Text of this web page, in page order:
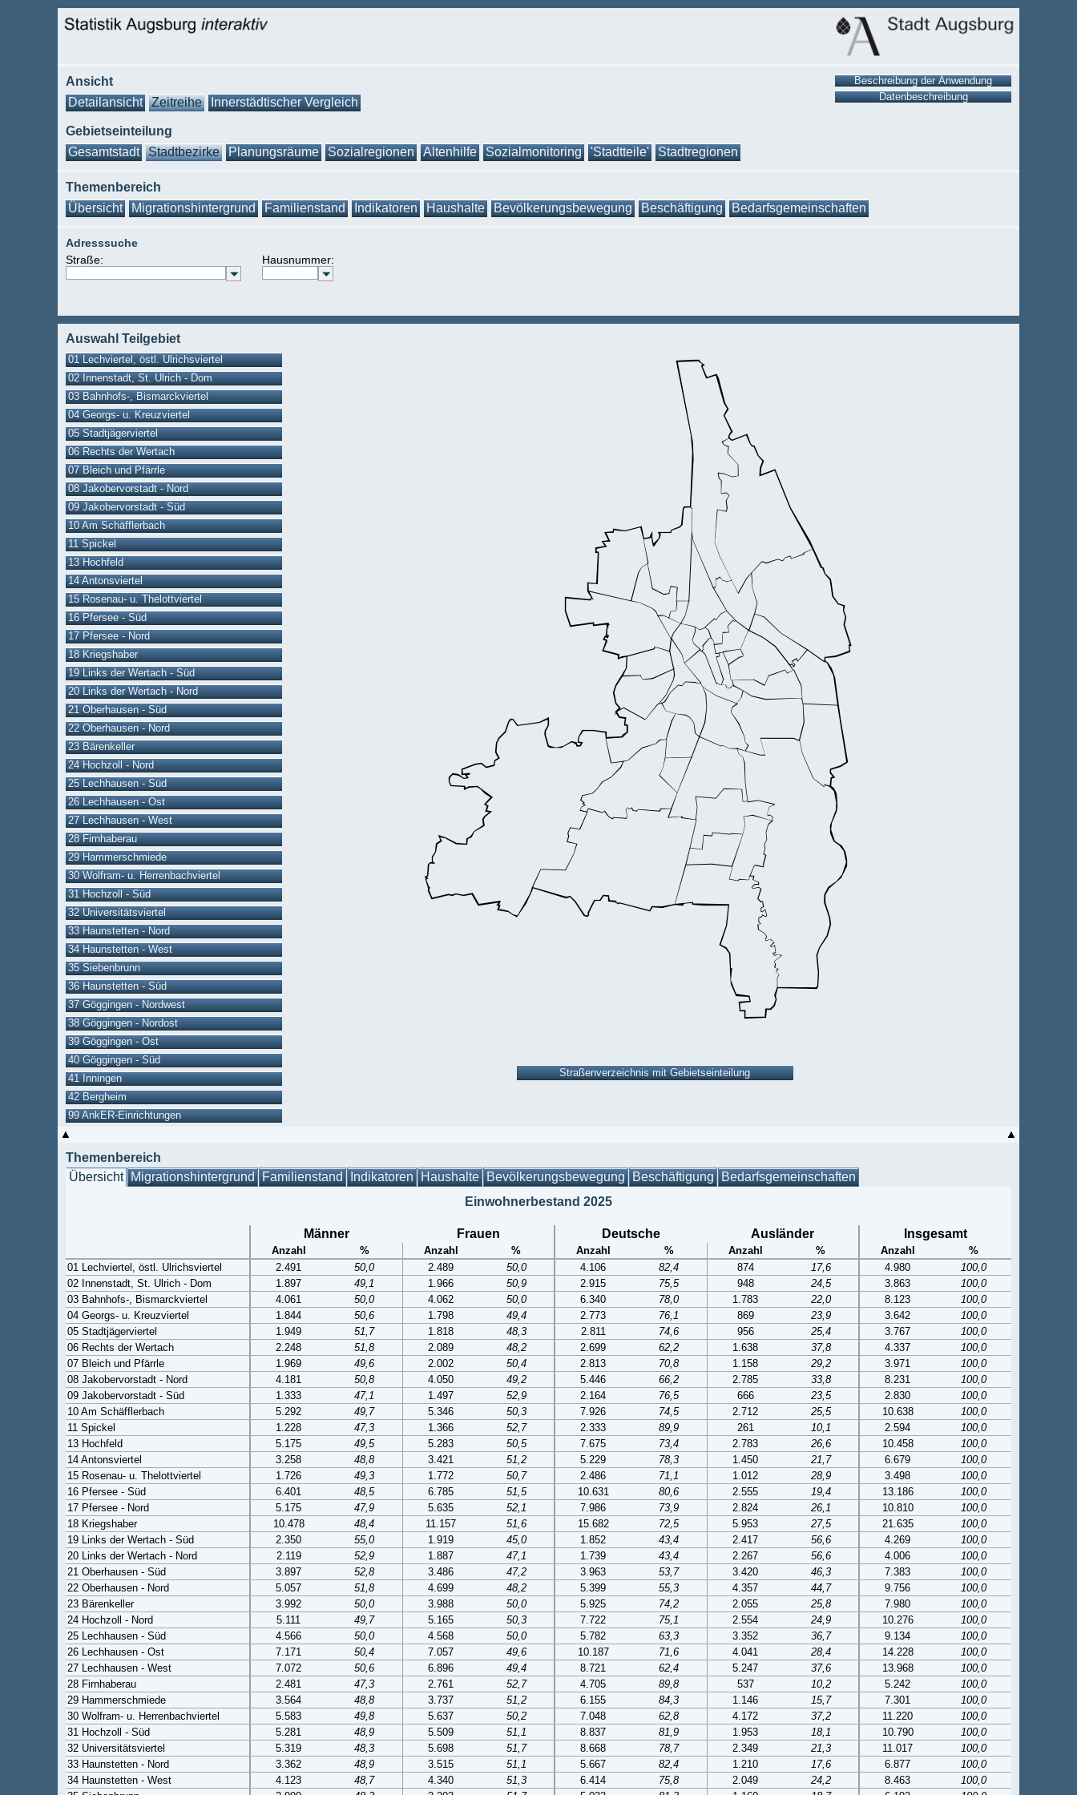
Ansicht
Detailansicht
Zeitreihe Innerstädtischer Vergleich
Gebietseinteilung
Gesamtstadt
Stadtbezirke Planungsräume Sozialregionen Altenhilfe Sozialmonitoring 'Stadtteile' Stadtregionen
Themenbereich
Übersicht
Migrationshintergrund Familienstand Indikatoren Haushalte Bevölkerungsbewegung Beschäftigung Bedarfsgemeinschaften
Adresssuche
Straße:
Hausnummer:
Auswahl Teilgebiet
01 Lechviertel, östl. Ulrichsviertel
02 Innenstadt, St. Ulrich - Dom
03 Bahnhofs-, Bismarckviertel
04 Georgs- u. Kreuzviertel
05 Stadtjägerviertel
06 Rechts der Wertach
07 Bleich und Pfärrle
08 Jakobervorstadt - Nord
09 Jakobervorstadt - Süd
10 Am Schäfflerbach
11 Spickel
13 Hochfeld
14 Antonsviertel
15 Rosenau- u. Thelottviertel
16 Pfersee - Süd
17 Pfersee - Nord
18 Kriegshaber
19 Links der Wertach - Süd
20 Links der Wertach - Nord
21 Oberhausen - Süd
22 Oberhausen - Nord
23 Bärenkeller
24 Hochzoll - Nord
25 Lechhausen - Süd
26 Lechhausen - Ost
27 Lechhausen - West
28 Firnhaberau
29 Hammerschmiede
30 Wolfram- u. Herrenbachviertel
31 Hochzoll - Süd
32 Universitätsviertel
33 Haunstetten - Nord
34 Haunstetten - West
35 Siebenbrunn
36 Haunstetten - Süd
37 Göggingen - Nordwest
38 Göggingen - Nordost
39 Göggingen - Ost
40 Göggingen - Süd
41 Inningen
42 Bergheim
99 AnkER-Einrichtungen
Themenbereich
Übersicht Migrationshintergrund Familienstand Indikatoren Haushalte Bevölkerungsbewegung Beschäftigung Bedarfsgemeinschaften
Einwohnerbestand 2025
Männer Frauen Deutsche Ausländer Insgesamt
Anzahl % Anzahl % Anzahl % Anzahl % Anzahl
%
01 Lechviertel, östl. Ulrichsviertel
2.491 50,0 2.489 50,0 4.106 82,4 874 17,6 4.980
100,0
02 Innenstadt, St. Ulrich - Dom
1.897 49,1 1.966 50,9 2.915 75,5 948 24,5 3.863
100,0
03 Bahnhofs-, Bismarckviertel
4.061 50,0 4.062 50,0 6.340 78,0 1.783 22,0 8.123
100,0
04 Georgs- u. Kreuzviertel
1.844 50,6 1.798 49,4 2.773 76,1 869 23,9 3.642
100,0
05 Stadtjägerviertel
1.949 51,7 1.818 48,3 2.811 74,6 956 25,4 3.767
100,0
06 Rechts der Wertach
2.248 51,8 2.089 48,2 2.699 62,2 1.638 37,8 4.337
100,0
07 Bleich und Pfärrle
1.969 49,6 2.002 50,4 2.813 70,8 1.158 29,2 3.971
100,0
08 Jakobervorstadt - Nord
4.181 50,8 4.050 49,2 5.446 66,2 2.785 33,8 8.231
100,0
09 Jakobervorstadt - Süd
1.333 47,1 1.497 52,9 2.164 76,5 666 23,5 2.830
100,0
10 Am Schäfflerbach
5.292 49,7 5.346 50,3 7.926 74,5 2.712 25,5 10.638
100,0
11 Spickel
1.228 47,3 1.366 52,7 2.333 89,9 261 10,1 2.594
100,0
13 Hochfeld
5.175 49,5 5.283 50,5 7.675 73,4 2.783 26,6 10.458
100,0
14 Antonsviertel
3.258 48,8 3.421 51,2 5.229 78,3 1.450 21,7 6.679
100,0
15 Rosenau- u. Thelottviertel
1.726 49,3 1.772 50,7 2.486 71,1 1.012 28,9 3.498
100,0
16 Pfersee - Süd
6.401 48,5 6.785 51,5 10.631 80,6 2.555 19,4 13.186
100,0
17 Pfersee - Nord
5.175 47,9 5.635 52,1 7.986 73,9 2.824 26,1 10.810
100,0
18 Kriegshaber
10.478 48,4 11.157 51,6 15.682 72,5 5.953 27,5 21.635
100,0
19 Links der Wertach - Süd
2.350 55,0 1.919 45,0 1.852 43,4 2.417 56,6 4.269
100,0
20 Links der Wertach - Nord
2.119 52,9 1.887 47,1 1.739 43,4 2.267 56,6 4.006
100,0
21 Oberhausen - Süd
3.897 52,8 3.486 47,2 3.963 53,7 3.420 46,3 7.383
100,0
22 Oberhausen - Nord
5.057 51,8 4.699 48,2 5.399 55,3 4.357 44,7 9.756
100,0
23 Bärenkeller
3.992 50,0 3.988 50,0 5.925 74,2 2.055 25,8 7.980
100,0
24 Hochzoll - Nord
5.111 49,7 5.165 50,3 7.722 75,1 2.554 24,9 10.276
100,0
25 Lechhausen - Süd
4.566 50,0 4.568 50,0 5.782 63,3 3.352 36,7 9.134
100,0
26 Lechhausen - Ost
7.171 50,4 7.057 49,6 10.187 71,6 4.041 28,4 14.228
100,0
27 Lechhausen - West
7.072 50,6 6.896 49,4 8.721 62,4 5.247 37,6 13.968
100,0
28 Firnhaberau
2.481 47,3 2.761 52,7 4.705 89,8 537 10,2 5.242
100,0
29 Hammerschmiede
3.564 48,8 3.737 51,2 6.155 84,3 1.146 15,7 7.301
100,0
30 Wolfram- u. Herrenbachviertel
5.583 49,8 5.637 50,2 7.048 62,8 4.172 37,2 11.220
100,0
31 Hochzoll - Süd
5.281 48,9 5.509 51,1 8.837 81,9 1.953 18,1 10.790
100,0
32 Universitätsviertel
5.319 48,3 5.698 51,7 8.668 78,7 2.349 21,3 11.017
100,0
33 Haunstetten - Nord
3.362 48,9 3.515 51,1 5.667 82,4 1.210 17,6 6.877
100,0
34 Haunstetten - West
4.123 48,7 4.340 51,3 6.414 75,8 2.049 24,2 8.463
100,0